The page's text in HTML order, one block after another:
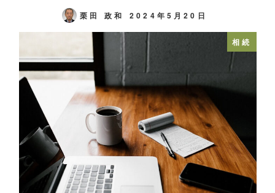
栗田 政和 2024年5月20日
相続